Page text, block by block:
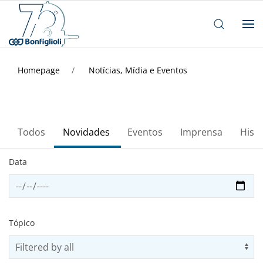
Homepage Notícias, Mídia e Eventos
Todos Novidades Eventos Imprensa
Data
Tópico
Select topic filter